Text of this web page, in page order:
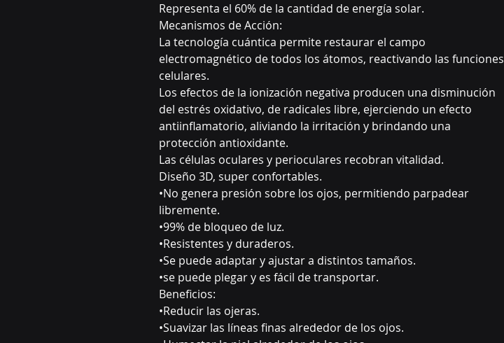
Representa el 60% de la cantidad de energía solar.
Mecanismos de Acción:
La tecnología cuántica permite restaurar el campo
electromagnético de todos los átomos, reactivando las funciones
celulares.
Los efectos de la ionización negativa producen una disminución
del estrés oxidativo, de radicales libre, ejerciendo un efecto
antiinflamatorio, aliviando la irritación y brindando una
protección antioxidante.
Las células oculares y perioculares recobran vitalidad.
Diseño 3D, super confortables.
•No genera presión sobre los ojos, permitiendo parpadear
libremente.
•99% de bloqueo de luz.
•Resistentes y duraderos.
•Se puede adaptar y ajustar a distintos tamaños.
•se puede plegar y es fácil de transportar.
Beneficios:
•Reducir las ojeras.
•Suavizar las líneas finas alrededor de los ojos.